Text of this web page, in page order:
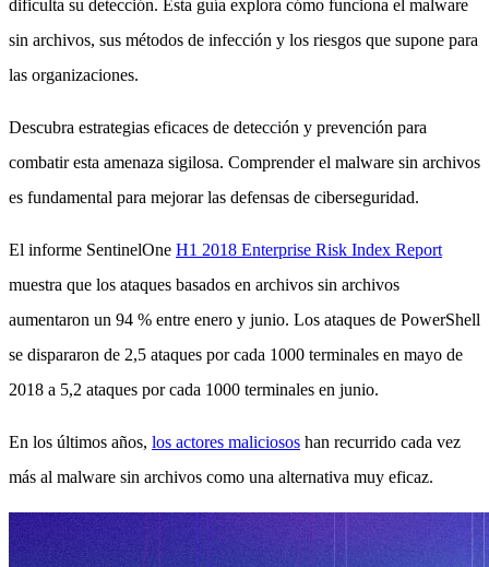
dificulta su detección. Esta guía explora cómo funciona el malware
sin archivos, sus métodos de infección y los riesgos que supone para
las organizaciones.
Descubra estrategias eficaces de detección y prevención para
combatir esta amenaza sigilosa. Comprender el malware sin archivos
es fundamental para mejorar las defensas de ciberseguridad.
El informe SentinelOne H1 2018 Enterprise Risk Index Report
muestra que los ataques basados en archivos sin archivos
aumentaron un 94 % entre enero y junio. Los ataques de PowerShell
se dispararon de 2,5 ataques por cada 1000 terminales en mayo de
2018 a 5,2 ataques por cada 1000 terminales en junio.
En los últimos años, los actores maliciosos han recurrido cada vez
más al malware sin archivos como una alternativa muy eficaz.